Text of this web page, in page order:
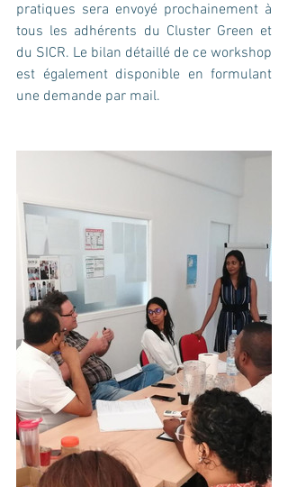
pratiques sera envoyé prochainement à
tous les adhérents du Cluster Green et
du SICR. Le bilan détaillé de ce workshop
est également disponible en formulant
une demande par mail.